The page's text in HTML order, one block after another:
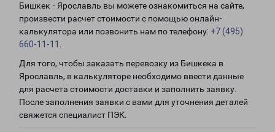
Бишкек - Ярославль вы можете ознакомиться на сайте,
произвести расчет стоимости с помощью онлайн-
калькулятора или позвонить нам по телефону: +7 (495)
660-11-11
Для того, чтобы заказать перевозку из Бишкека в
Ярославль, в калькуляторе необходимо ввести данные
для расчета стоимости доставки и заполнить заявку.
После заполнения заявки с вами для уточнения деталей
свяжется специалист ПЭК.